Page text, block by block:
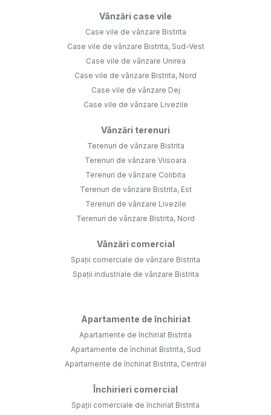
Vânzări case vile
Case vile de vânzare Bistrita
Case vile de vânzare Bistrita, Sud-Vest
Case vile de vânzare Unirea
Case vile de vânzare Bistrita, Nord
Case vile de vânzare Dej
Case vile de vânzare Livezile
Vânzări terenuri
Terenuri de vânzare Bistrita
Terenuri de vânzare Viisoara
Terenuri de vânzare Colibita
Terenuri de vânzare Bistrita, Est
Terenuri de vânzare Livezile
Terenuri de vânzare Bistrita, Nord
Vânzări comercial
Spații comerciale de vânzare Bistrita
Spații industriale de vânzare Bistrita
Apartamente de închiriat
Apartamente de închiriat Bistrita
Apartamente de închiriat Bistrita, Sud
Apartamente de închiriat Bistrita, Central
Închirieri comercial
Spații comerciale de închiriat Bistrita